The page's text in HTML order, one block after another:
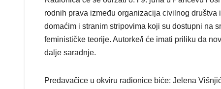
rodnih prava između organizacija civilnog
domaćim i stranim stripovima koji su dostupni na
feminističke teorije. Autorke/i će imati priliku da
dalje saradnje.
Predavačice u okviru radionice biće: Jelena